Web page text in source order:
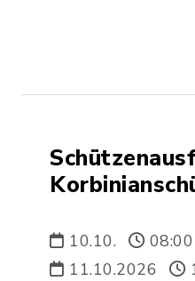
10.10.
11.10.2026